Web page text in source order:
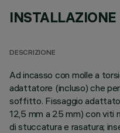
INSTALLAZIONE
DESCRIZIONE
Ad incasso con molle a
adattatore (incluso) che
soffitto. Fissaggio
12,5 mm a 25 mm) con viti
di stuccatura e rasatura;